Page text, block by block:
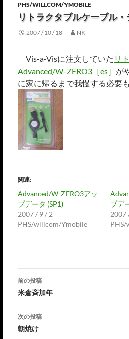
PHS/WILLCOM/YMOBILE
リトラクタブルケーブル
2007 / 10 / 18 NK
Vis-a-Visに注文していた リ
Advanced/W-ZERO3［es］ が
に家に帰るまで我慢する必要
関連
Advanced/W-ZERO3アッ
プデータ (SP1)
2007 / 9 / 2
PHS/willcom/Ymobile
プデ
2007
投
稿
ナ
ビ
前の投稿
米倉斉加年
次の投稿
朝焼け